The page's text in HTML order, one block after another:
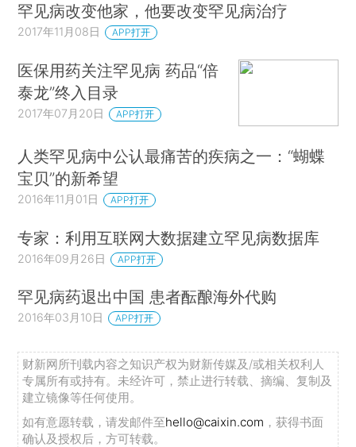
罕见病改变他家，他要改变罕见病治疗
2017年11月08日 APP打开
医保用药关注罕见病 药品“倍
泰龙”终入目录
2017年07月20日 APP打开
人类罕见病中公认最痛苦的疾病之一：“蝴蝶
宝贝”的新希望
2016年11月01日 APP打开
专家：利用互联网大数据建立罕见病数据库
2016年09月26日 APP打开
罕见病药退出中国 患者酝酿海外代购
2016年03月10日 APP打开
财新网所刊载内容之知识产权为财新传媒及/或相关权利人
专属所有或持有。未经许可，禁止进行转载、摘编、复制及
建立镜像等任何使用。
如有意愿转载，请发邮件至hello@caixin.com ，获得书面
确认及授权后，方可转载。